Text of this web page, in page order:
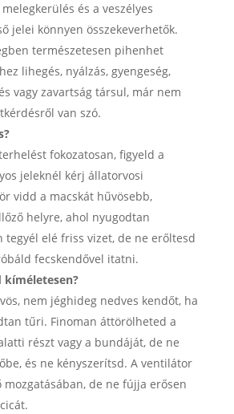
és a veszélyes
jelei könnyen összekeverhetők.
természetesen pihenhet
lihegés, nyálzás, gyengeség,
vagy zavartság társul, már nem
van szó.
fokozatosan, figyeld a
jeleknél kérj állatorvosi
vidd a macskát hűvösebb,
helyre, ahol nyugodtan
tegyél elé friss vizet, de ne erőltesd
fecskendővel itatni.
kíméletesen?
nem jéghideg nedves kendőt, ha
tűri. Finoman áttörölheted a
részt vagy a bundáját, de ne
és ne kényszerítsd. A ventilátor
mozgatásában, de ne fújja erősen